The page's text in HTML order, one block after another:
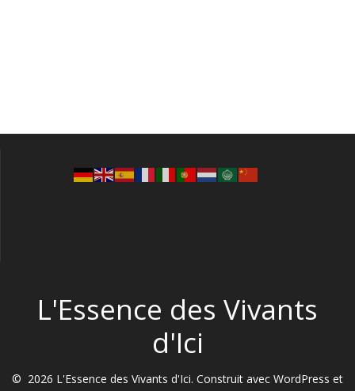
L'Essence des Vivants
d'Ici
© 2026 L'Essence des Vivants d'Ici. Construit avec WordPress et